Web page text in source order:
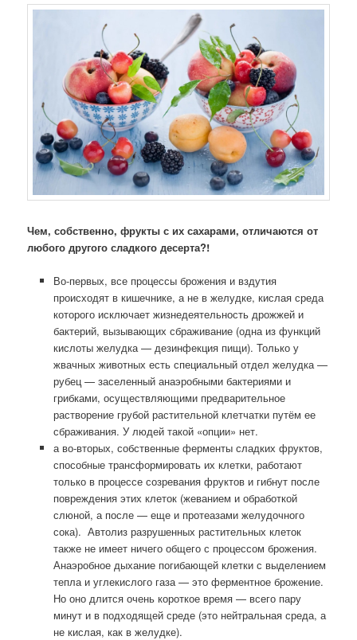
Чем, собственно, фрукты с их сахарами, отличаются от
любого другого сладкого десерта?!
Во-первых, все процессы брожения и вздутия
происходят в кишечнике, а не в желудке, кислая среда
которого исключает жизнедеятельность дрожжей и
бактерий, вызывающих сбраживание (одна из функций
кислоты желудка — дезинфекция пищи). Только у
жвачных животных есть специальный отдел желудка —
рубец — заселенный анаэробными бактериями и
грибками, осуществляющими предварительное
растворение грубой растительной клетчатки путём ее
сбраживания. У людей такой «опции» нет.
а во-вторых, собственные ферменты сладких фруктов,
способные трансформировать их клетки, работают
только в процессе созревания фруктов и гибнут после
повреждения этих клеток (жеванием и обработкой
слюной, а после — еще и протеазами желудочного
сока). Автолиз разрушенных растительных клеток
также не имеет ничего общего с процессом брожения.
Анаэробное дыхание погибающей клетки с выделением
тепла и углекислого газа — это ферментное брожение.
Но оно длится очень короткое время — всего пару
минут и в подходящей среде (это нейтральная среда, а
не кислая, как в желудке).